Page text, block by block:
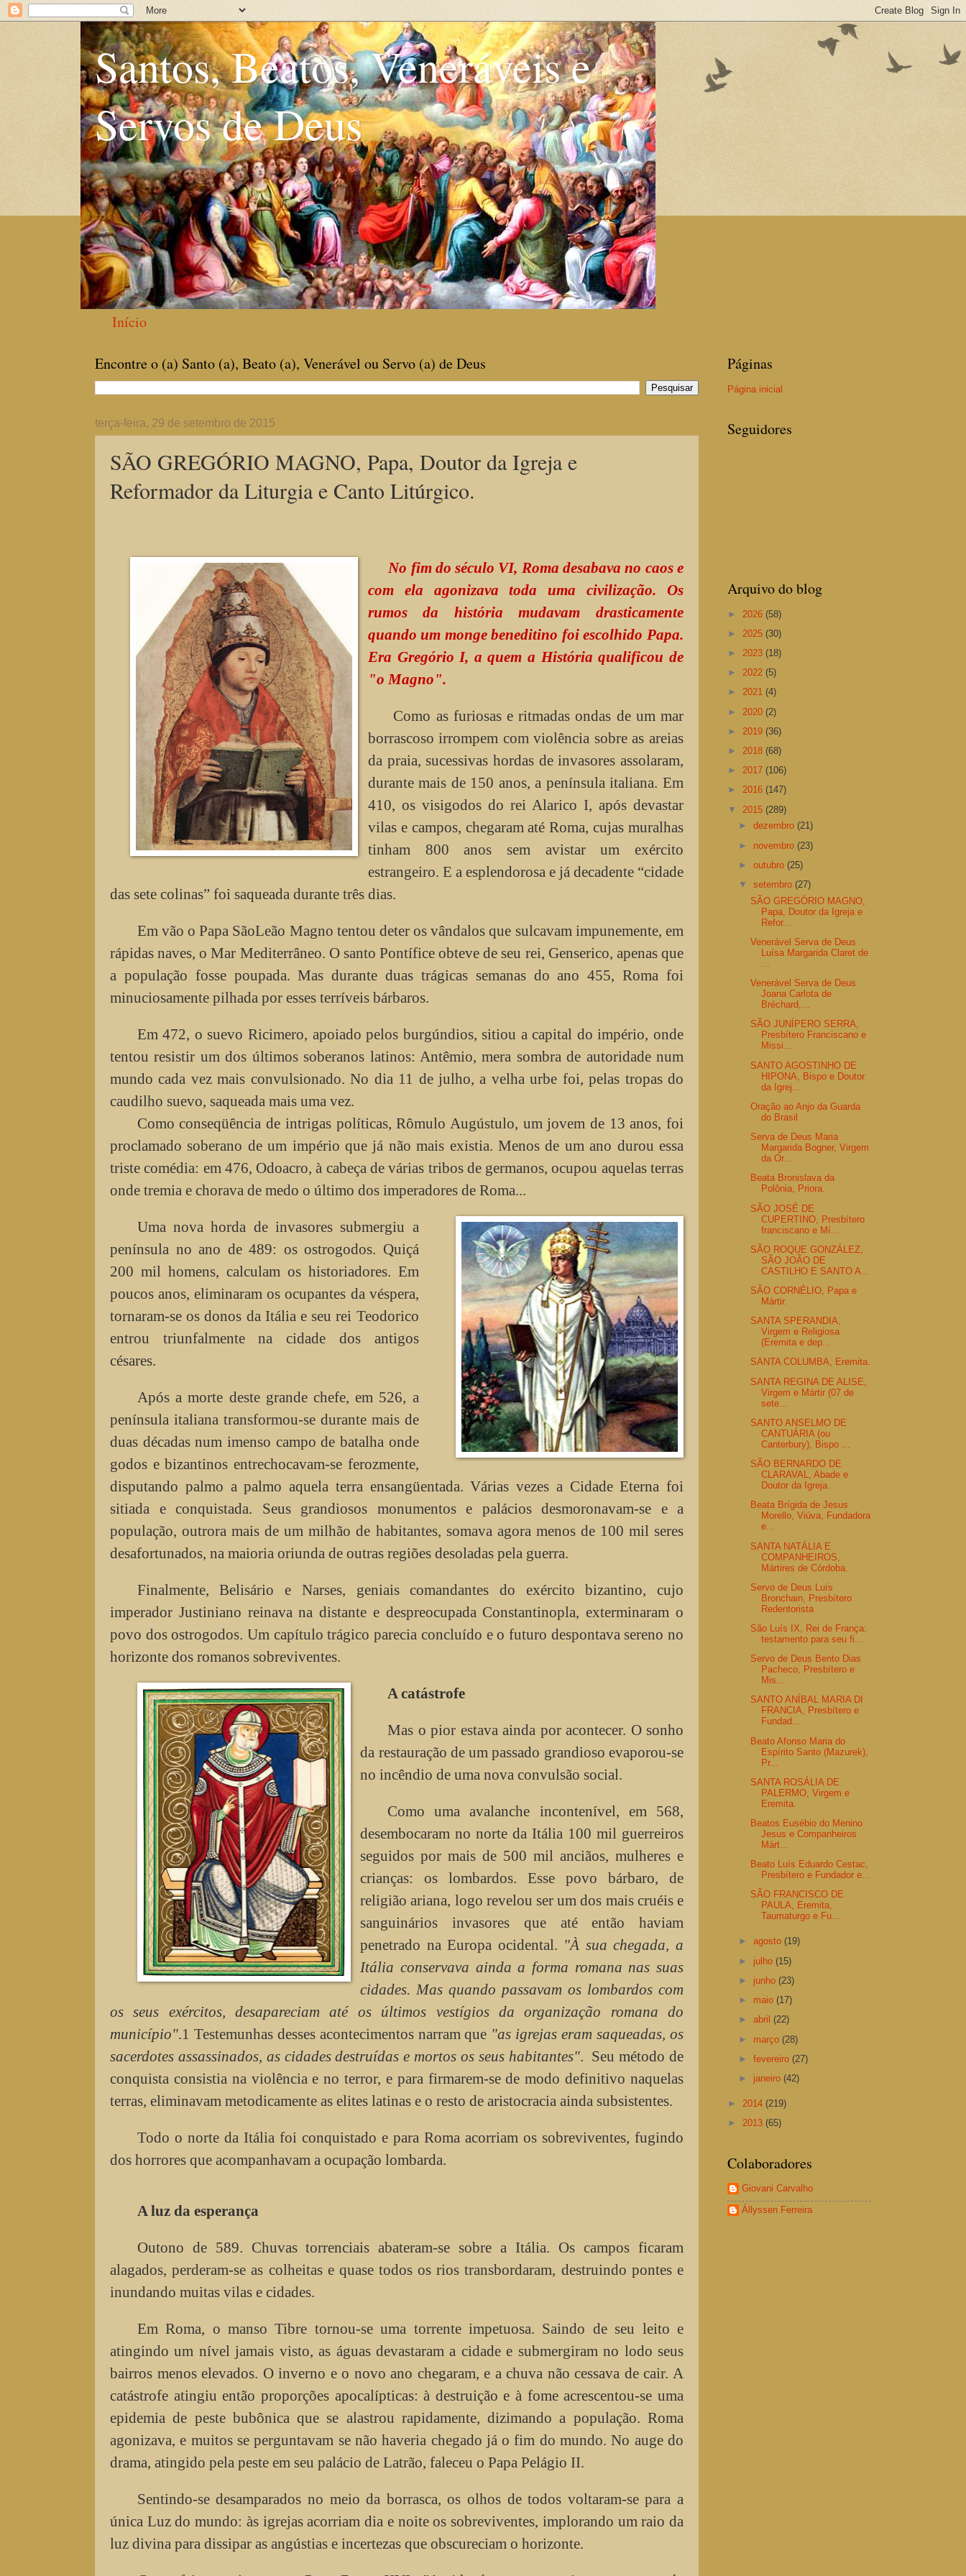
Santos, Beatos, Veneráveis e
Servos de Deus
Início
Encontre o (a) Santo (a), Beato (a), Venerável ou Servo (a) de Deus
terça-feira, 29 de setembro de 2015
SÃO GREGÓRIO MAGNO, Papa, Doutor da Igreja e
Reformador da Liturgia e Canto Litúrgico.
No fim do século VI, Roma desabava no caos e
com ela agonizava toda uma civilização. Os
rumos da história mudavam drasticamente
quando um monge beneditino foi escolhido Papa.
Era Gregório I, a quem a História qualificou de
"o Magno".
Como as furiosas e ritmadas ondas de um mar
borrascoso irrompem com violência sobre as areias
da praia, sucessivas hordas de invasores assolaram,
durante mais de 150 anos, a península italiana. Em
410, os visigodos do rei Alarico I, após devastar
vilas e campos, chegaram até Roma, cujas muralhas
tinham 800 anos sem avistar um exército
estrangeiro. E a esplendorosa e já decadente “cidade
das sete colinas” foi saqueada durante três dias.
Em vão o Papa SãoLeão Magno tentou deter os vândalos que sulcavam impunemente, em
rápidas naves, o Mar Mediterrâneo. O santo Pontífice obteve de seu rei, Genserico, apenas que
a população fosse poupada. Mas durante duas trágicas semanas do ano 455, Roma foi
minuciosamente pilhada por esses terríveis bárbaros.
Em 472, o suevo Ricimero, apoiado pelos burgúndios, sitiou a capital do império, onde
tentou resistir um dos últimos soberanos latinos: Antêmio, mera sombra de autoridade num
mundo cada vez mais convulsionado. No dia 11 de julho, a velha urbe foi, pelas tropas do
caudilho suevo, saqueada mais uma vez.
Como conseqüência de intrigas políticas, Rômulo Augústulo, um jovem de 13 anos, foi
proclamado soberano de um império que já não mais existia. Menos de um ano durou essa
triste comédia: em 476, Odoacro, à cabeça de várias tribos de germanos, ocupou aquelas terras
onde tremia e chorava de medo o último dos imperadores de Roma...
Uma nova horda de invasores submergiu a
península no ano de 489: os ostrogodos. Quiçá
200 mil homens, calculam os historiadores. Em
poucos anos, eliminaram os ocupantes da véspera,
tornaram-se os donos da Itália e seu rei Teodorico
entrou triunfalmente na cidade dos antigos
césares.
Após a morte deste grande chefe, em 526, a
península italiana transformou-se durante mais de
duas décadas num imenso campo de batalha onde
godos e bizantinos entrechocavam-se ferozmente,
disputando palmo a palmo aquela terra ensangüentada. Várias vezes a Cidade Eterna foi
sitiada e conquistada. Seus grandiosos monumentos e palácios desmoronavam-se e a
população, outrora mais de um milhão de habitantes, somava agora menos de 100 mil seres
desafortunados, na maioria oriunda de outras regiões desoladas pela guerra.
Finalmente, Belisário e Narses, geniais comandantes do exército bizantino, cujo
imperador Justiniano reinava na distante e despreocupada Constantinopla, exterminaram o
povo dos ostrogodos. Um capítulo trágico parecia concluído e o futuro despontava sereno no
horizonte dos romanos sobreviventes.
A catástrofe
Mas o pior estava ainda por acontecer. O sonho
da restauração de um passado grandioso evaporou-se
no incêndio de uma nova convulsão social.
Como uma avalanche incontenível, em 568,
desembocaram no norte da Itália 100 mil guerreiros
seguidos por mais de 500 mil anciãos, mulheres e
crianças: os lombardos. Esse povo bárbaro, de
religião ariana, logo revelou ser um dos mais cruéis e
sanguinários invasores que até então haviam
penetrado na Europa ocidental. "À sua chegada, a
Itália conservava ainda a forma romana nas suas
cidades. Mas quando passavam os lombardos com
os seus exércitos, desapareciam até os últimos vestígios da organização romana do
município".1 Testemunhas desses acontecimentos narram que "as igrejas eram saqueadas, os
sacerdotes assassinados, as cidades destruídas e mortos os seus habitantes". Seu método de
conquista consistia na violência e no terror, e para firmarem-se de modo definitivo naquelas
terras, eliminavam metodicamente as elites latinas e o resto de aristocracia ainda subsistentes.
Todo o norte da Itália foi conquistado e para Roma acorriam os sobreviventes, fugindo
dos horrores que acompanhavam a ocupação lombarda.
A luz da esperança
Outono de 589. Chuvas torrenciais abateram-se sobre a Itália. Os campos ficaram
alagados, perderam-se as colheitas e quase todos os rios transbordaram, destruindo pontes e
inundando muitas vilas e cidades.
Em Roma, o manso Tibre tornou-se uma torrente impetuosa. Saindo de seu leito e
atingindo um nível jamais visto, as águas devastaram a cidade e submergiram no lodo seus
bairros menos elevados. O inverno e o novo ano chegaram, e a chuva não cessava de cair. A
catástrofe atingiu então proporções apocalípticas: à destruição e à fome acrescentou-se uma
epidemia de peste bubônica que se alastrou rapidamente, dizimando a população. Roma
agonizava, e muitos se perguntavam se não haveria chegado já o fim do mundo. No auge do
drama, atingido pela peste em seu palácio de Latrão, faleceu o Papa Pelágio II.
Sentindo-se desamparados no meio da borrasca, os olhos de todos voltaram-se para a
única Luz do mundo: às igrejas acorriam dia e noite os sobreviventes, implorando um raio da
luz divina para dissipar as angústias e incertezas que obscureciam o horizonte.
Páginas
Página inicial
Seguidores
Arquivo do blog
► 2026 (58)
► 2025 (30)
► 2023 (18)
► 2022 (5)
► 2021 (4)
► 2020 (2)
► 2019 (36)
► 2018 (68)
► 2017 (106)
► 2016 (147)
▼ 2015 (289)
►dezembro(21)
► novembro(23)
►outubro(25)
▼setembro(27)
SÃO GREGÓRIO MAGNO,
Papa, Doutor da Igreja e
Refor...
Venerável Serva de Deus
Luísa Margarida Claret de
...
Venerável Serva de Deus
Joana Carlota de
Bréchard,...
SÃO JUNÍPERO SERRA,
Presbítero Franciscano e
Missi...
SANTO AGOSTINHO DE
HIPONA, Bispo e Doutor
da Igrej...
Oração ao Anjo da Guarda
do Brasil
Serva de Deus Maria
Margarida Bogner, Virgem
da Or...
Beata Bronislava da
Polônia, Priora.
SÃO JOSÉ DE
CUPERTINO, Presbítero
franciscano e Mí...
SÃO ROQUE GONZÁLEZ,
SÃO JOÃO DE
CASTILHO E SANTO A...
SÃO CORNÉLIO, Papa e
Mártir.
SANTA SPERANDIA,
Virgem e Religiosa
(Eremita e dep...
SANTA COLUMBA, Eremita.
SANTA REGINA DE ALISE,
Virgem e Mártir (07 de
sete...
SANTO ANSELMO DE
CANTUÁRIA (ou
Canterbury), Bispo ...
SÃO BERNARDO DE
CLARAVAL, Abade e
Doutor da Igreja.
Beata Brígida de Jesus
Morello, Viúva, Fundadora
e...
SANTA NATÁLIA E
COMPANHEIROS,
Mártires de Córdoba.
Servo de Deus Luís
Bronchain, Presbítero
Redentorista
São Luís IX, Rei de França:
testamento para seu fi...
Servo de Deus Bento Dias
Pacheco, Presbítero e
Mis...
SANTO ANÍBAL MARIA DI
FRANCIA, Presbítero e
Fundad...
Beato Afonso Maria do
Espírito Santo (Mazurek),
Pr...
SANTA ROSÁLIA DE
PALERMO, Virgem e
Eremita.
Beatos Eusébio do Menino
Jesus e Companheiros
Márt...
Beato Luís Eduardo Cestac,
Presbítero e Fundador e...
SÃO FRANCISCO DE
PAULA, Eremita,
Taumaturgo e Fu...
►agosto(19)
► julho(15)
► junho(23)
► maio(17)
►abril(22)
► março(28)
►fevereiro(27)
► janeiro(42)
► 2014 (219)
► 2013 (65)
Colaboradores
Giovani Carvalho
Állyssen Ferreira